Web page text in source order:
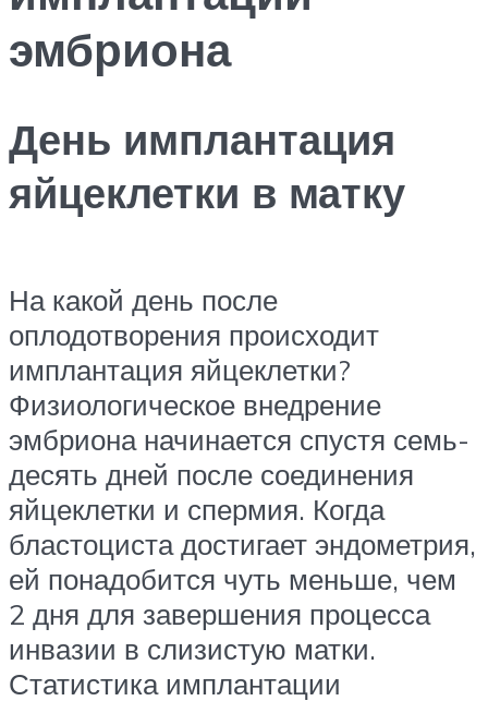
эмбриона
День имплантация
яйцеклетки в матку
На какой день после
оплодотворения происходит
имплантация яйцеклетки?
Физиологическое внедрение
эмбриона начинается спустя семь-
десять дней после соединения
яйцеклетки и спермия. Когда
бластоциста достигает эндометрия,
ей понадобится чуть меньше, чем
2 дня для завершения процесса
инвазии в слизистую матки.
Статистика имплантации